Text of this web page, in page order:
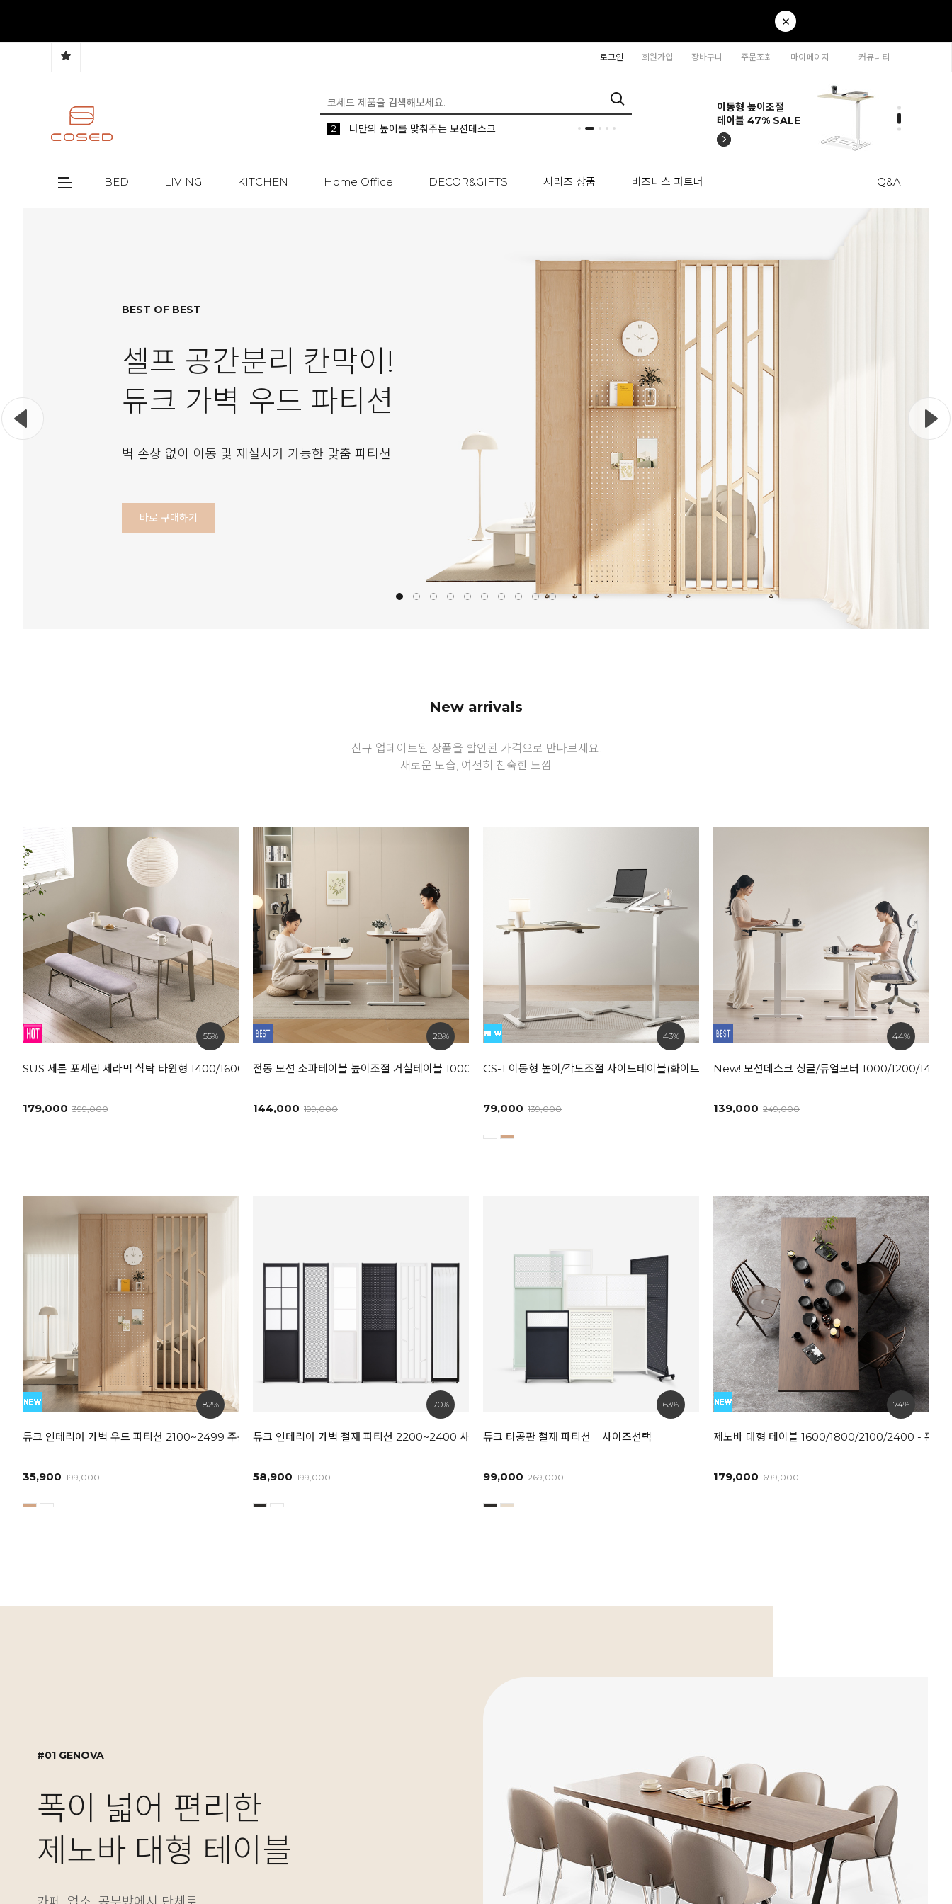
로그인 회원가입 장바구니 주문조회 마이페이지 커뮤니티
5 생활 속 편리한 이동식 사이드 테이블 시리즈
1 공간분리 인테리어의 시작 파티션
2 나만의 높이를 맞춰주는 모션데스크
티나 인테리어의자
57% SALE
카라 연결형책장
65% SALE
이동형 높이조절
테이블 47% SALE
티나 인테리어의자
57% SALE
카라 연결형책장
65% SALE
BED LIVING KITCHEN Home Office DECOR&GIFTS 시리즈 상품 비즈니스 파트너 Q&A
BEST OF BEST
셀프 공간분리 칸막이!
듀크 가벽 우드 파티션
벽 손상 없이 이동 및 재설치가 가능한 맞춤 파티션!
바로 구매하기
New arrivals
신규 업데이트된 상품을 할인된 가격으로 만나보세요.
새로운 모습, 여전히 친숙한 느낌
55%
SUS 세론 포세린 세라믹 식탁 타원형 1400/1600/1800L [모던화이트 / 라이트그레이]
179,000 399,000
28%
전동 모션 소파테이블 높이조절 거실테이블 1000/1200/1400
144,000 199,000
43%
CS-1 이동형 높이/각도조절 사이드테이블(화이트/내추럴)
79,000 139,000
44%
New! 모션데스크 싱글/듀얼모터 1000/1200/
139,000 249,000
82%
듀크 인테리어 가벽 우드 파티션 2100~2499 주문제작 상품
35,900 199,000
70%
듀크 인테리어 가벽 철재 파티션 2200~2400 사이즈선택
58,900 199,000
63%
듀크 타공판 철재 파티션 _ 사이즈선택
99,000 269,000
74%
제노바 대형 테이블 1600/1800/2100/2400 - 홈카
179,000 699,000
#01 GENOVA
폭이 넓어 편리한
제노바 대형 테이블
#02 GENOVA
실용적인 수납 설계,
제노바 책장겸 수납장
#03 MOTION DESK
자유로운 높이 조절
NEW! 싱글/듀얼 모션데스크
#01 GENOVA
폭이 넓어 편리한
제노바 대형 테이블